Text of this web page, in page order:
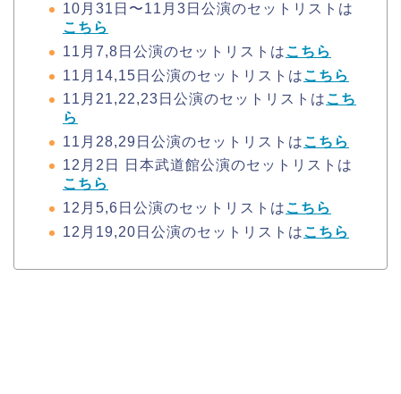
10月31日〜11月3日公演のセットリストは
こちら
11月7,8日公演のセットリストは こちら
11月14,15日公演のセットリストは こちら
11月21,22,23日公演のセットリストは こち
ら
11月28,29日公演のセットリストは こちら
12月2日 日本武道館公演のセットリストは
こちら
12月5,6日公演のセットリストは こちら
12月19,20日公演のセットリストは こちら